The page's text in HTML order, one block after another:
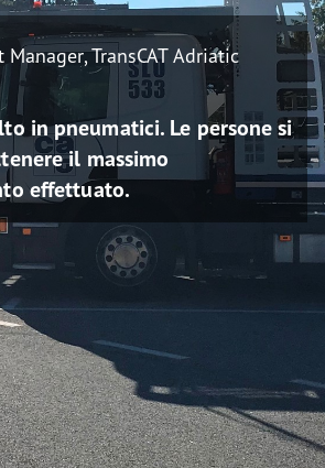
TransCAT Adriatic
in pneumatici. Le persone si
il massimo
effettuato.